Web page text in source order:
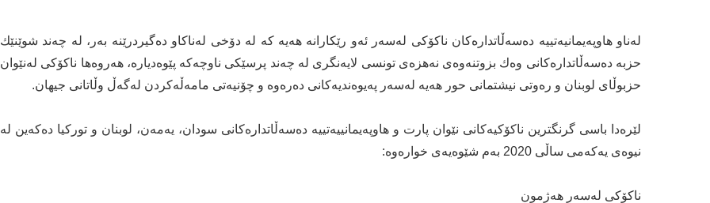
لەناو هاوپەیمانیەتییە دەسەڵاتدارەكان ناكۆكی لەسەر ئەو رێكارانە هەیە كە لە دۆخی لەناكاو دەگیردرێنە بەر، لە چەند شوێنێك
حزبە دەسەڵاتدارەكانی وەك بزوتنەوەی نەهزەی تونسی لایەنگری لە چەند پرسێكی ناوچەكە پێوەدیارە، هەروەها ناكۆكی لەنێوان
حزبوڵای لوبنان و رەوتی نیشتمانی حور هەیە لەسەر پەیوەندیەكانی دەرەوە و چۆنیەتی مامەڵەكردن لەگەڵ وڵاتانی جیهان.
لێرەدا باسی گرنگترین ناكۆكیەكانی نێوان پارت و هاوپەیمانییەتییە دەسەڵاتدارەكانی سودان، یەمەن، لوبنان و توركیا دەكەین لە
نیوەی یەكەمی ساڵی 2020 بەم شێوەیەی خوارەوە:
ناكۆكی لەسەر هەژمون